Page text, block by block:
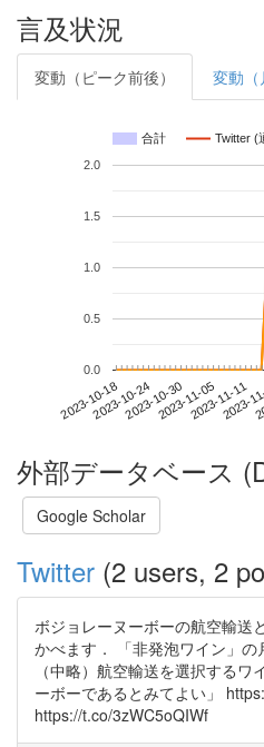
言及状況
変動（ピーク前後） 変動（
合計 Twitter (
2023-10-182023-10-242023-10-302023-11-052023-11-11
2023-
0.0
0.5
1.0
1.5
2.0
外部データベース
Google Scholar
Twitter (2 users, 2
ボジョレーヌーボーの航空輸送
かべます． 「非発泡ワイン」の
（中略）航空輸送を選択する
ーボーであるとみてよい」
https://t.co/3zWC5oQIWf